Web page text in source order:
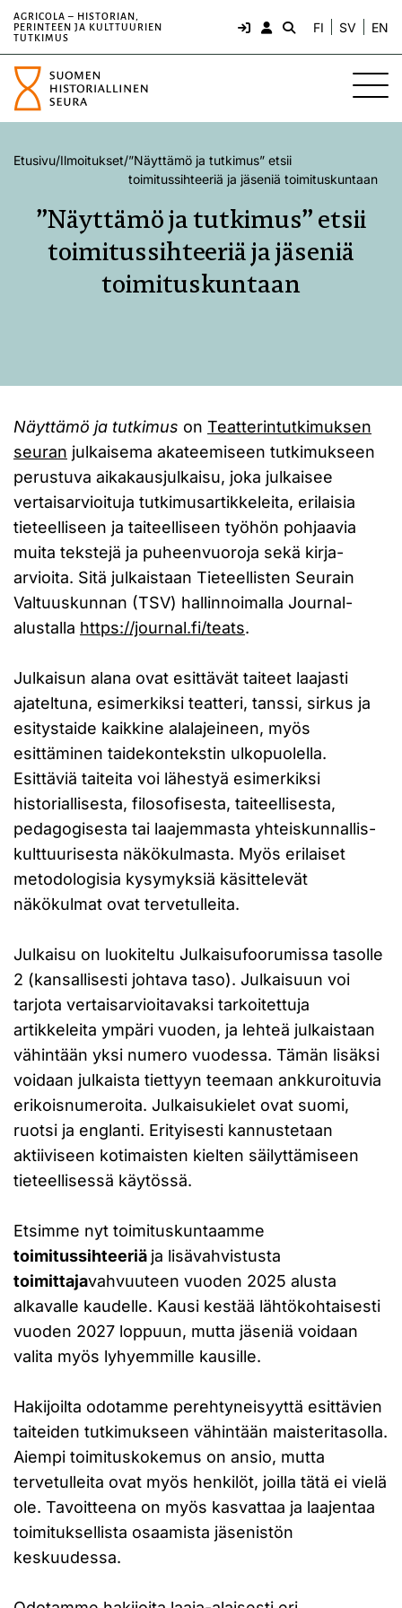
AGRICOLA – HISTORIAN,
PERINTEEN JA KULTTUURIEN
TUTKIMUS
FI SV EN
Etusivu/Ilmoitukset/”Näyttämö ja tutkimus” etsii
toimitussihteeriä ja jäseniä toimituskuntaan
”Näyttämö ja tutkimus” etsii
toimitussihteeriä ja jäseniä
toimituskuntaan
Näyttämö ja tutkimus on Teatterintutkimuksen
seuran julkaisema akateemiseen tutkimukseen
perustuva aikakausjulkaisu, joka julkaisee
vertaisarvioituja tutkimusartikkeleita, erilaisia
tieteelliseen ja taiteelliseen työhön pohjaavia
muita tekstejä ja puheenvuoroja sekä kirja-
arvioita. Sitä julkaistaan Tieteellisten Seurain
Valtuuskunnan (TSV) hallinnoimalla Journal-
alustalla https://journal.fi/teats.
​Julkaisun alana ovat esittävät taiteet laajasti
ajateltuna, esimerkiksi teatteri, tanssi, sirkus ja
esitystaide kaikkine alalajeineen, myös
esittäminen taidekontekstin ulkopuolella.
Esittäviä taiteita voi lähestyä esimerkiksi
historiallisesta, filosofisesta, taiteellisesta,
pedagogisesta tai laajemmasta yhteiskunnallis-
kulttuurisesta näkökulmasta. Myös erilaiset
metodologisia kysymyksiä käsittelevät
näkökulmat ovat tervetulleita.
Julkaisu on luokiteltu Julkaisufoorumissa tasolle
2 (kansallisesti johtava taso). Julkaisuun voi
tarjota vertaisarvioitavaksi tarkoitettuja
artikkeleita ympäri vuoden, ja lehteä julkaistaan
vähintään yksi numero vuodessa. Tämän lisäksi
voidaan julkaista tiettyyn teemaan ankkuroituvia
erikoisnumeroita. Julkaisukielet ovat suomi,
ruotsi ja englanti. Erityisesti kannustetaan
aktiiviseen kotimaisten kielten säilyttämiseen
tieteellisessä käytössä.
Etsimme nyt toimituskuntaamme
toimitussihteeriä ja lisävahvistusta
toimittajavahvuuteen vuoden 2025 alusta
alkavalle kaudelle. Kausi kestää lähtökohtaisesti
vuoden 2027 loppuun, mutta jäseniä voidaan
valita myös lyhyemmille kausille.
Hakijoilta odotamme perehtyneisyyttä esittävien
taiteiden tutkimukseen vähintään maisteritasolla.
Aiempi toimituskokemus on ansio, mutta
tervetulleita ovat myös henkilöt, joilla tätä ei vielä
ole. Tavoitteena on myös kasvattaa ja laajentaa
toimituksellista osaamista jäsenistön
keskuudessa.